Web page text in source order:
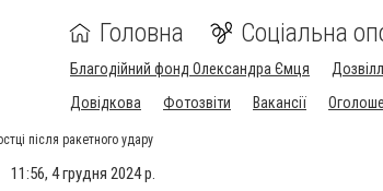
Головна Соціальна
Благодійний фонд Олександра Ємця
Довідкова
Фотозвіти Вакансії
після ракетного удару
11:56, 4 грудня 2024 р.